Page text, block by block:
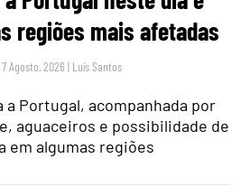
regiões mais afetadas
Agosto, 2026 | Luís Santos
a Portugal, acompanhada por
aguaceiros e possibilidade de
em algumas regiões